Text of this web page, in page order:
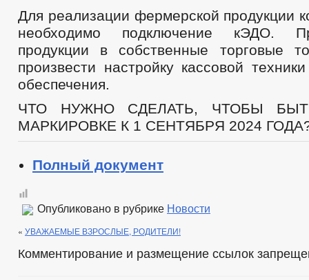
Для реализации фермерской продукции
необходимо подключение кЭДО.
продукции в собственные торговые
произвести настройку кассовой
обеспечения.
ЧТО НУЖНО СДЕЛАТЬ, ЧТОБЫ
МАРКИРОВКЕ К 1 СЕНТЯБРЯ 2024
Полный документ
Опубликовано в рубрике Новости
« УВАЖАЕМЫЕ ВЗРОСЛЫЕ, РОДИТЕЛИ!
Комментирование и размещение ссылок